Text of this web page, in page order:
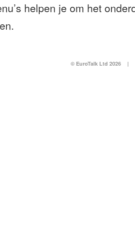
helpen je om het
© EuroTalk Ltd 2026 |